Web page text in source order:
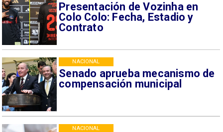
Presentación de Vozinha en
Colo Colo: Fecha, Estadio y
Contrato
Senado aprueba mecanismo de
compensación municipal
NACIONAL
NACIONAL